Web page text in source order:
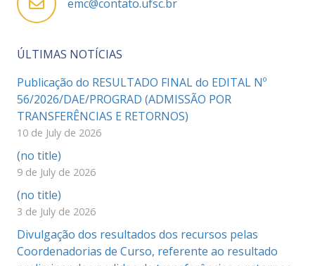
emc@contato.ufsc.br
ÚLTIMAS NOTÍCIAS
Publicação do RESULTADO FINAL do EDITAL Nº
56/2026/DAE/PROGRAD (ADMISSÃO POR
TRANSFERÊNCIAS E RETORNOS)
10 de July de 2026
(no title)
9 de July de 2026
(no title)
3 de July de 2026
Divulgação dos resultados dos recursos pelas
Coordenadorias de Curso, referente ao resultado